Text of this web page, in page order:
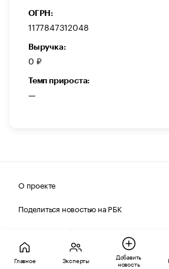
ОГРН:
1177847312048
Выручка:
0 ₽
Темп прироста:
—
О проекте
Поделиться новостью на РБК
Получить пробный доступ
Корпоративная подписка РБК
Главное Эксперты Добавить
новость